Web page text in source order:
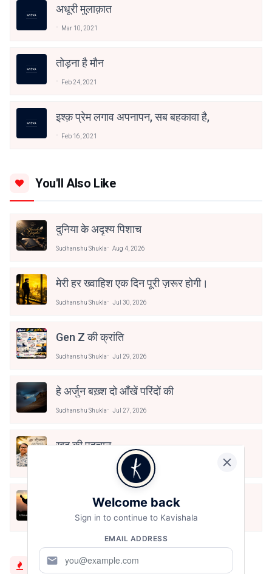
अधूरी मुलाक़ात
Mar 10, 2021
तोड़ना है मौन
Feb 24, 2021
इश्क़ प्रेम लगाव अपनापन, सब बहकावा है,
Feb 16, 2021
You'll Also Like
दुनिया के अदृश्य पिशाच
Sudhanshu Shukla Aug 4, 2026
मेरी हर ख्वाहिश एक दिन पूरी ज़रूर होगी।
Sudhanshu Shukla Jul 30, 2026
Gen Z की क्रांति
Sudhanshu Shukla Jul 29, 2026
हे अर्जुन बख़्श दो आँखें परिंदों की
Sudhanshu Shukla Jul 27, 2026
खुद की पहचान
Jul 26, 2026
Dear Younger Self
Sudhanshu Shukla Jul 24, 2026
Trending Now
Welcome back
Sign in to continue to Kavishala
EMAIL ADDRESS
mail